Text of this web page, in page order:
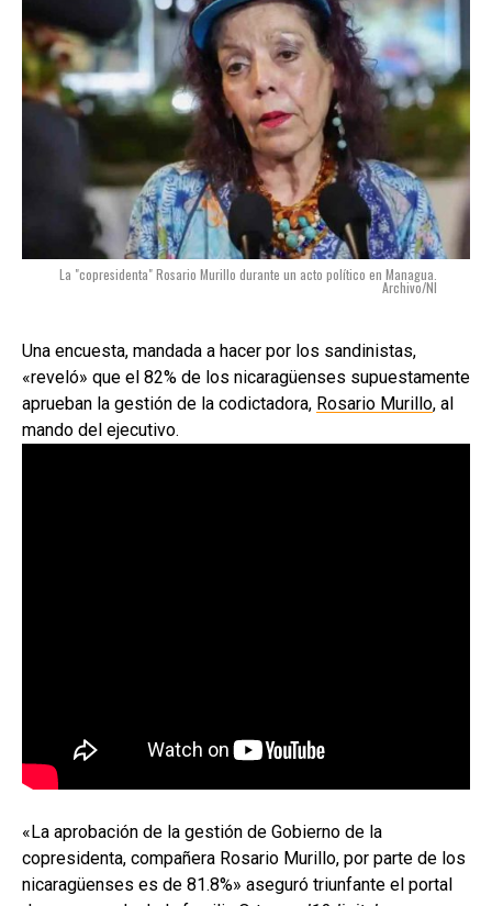
La "copresidenta" Rosario Murillo durante un acto político en Managua.
Archivo/NI
Una encuesta, mandada a hacer por los sandinistas,
«reveló» que el 82% de los nicaragüenses supuestamente
aprueban la gestión de la codictadora, Rosario Murillo, al
mando del ejecutivo.
«La aprobación de la gestión de Gobierno de la
copresidenta, compañera Rosario Murillo, por parte de los
nicaragüenses es de 81.8%» aseguró triunfante el portal